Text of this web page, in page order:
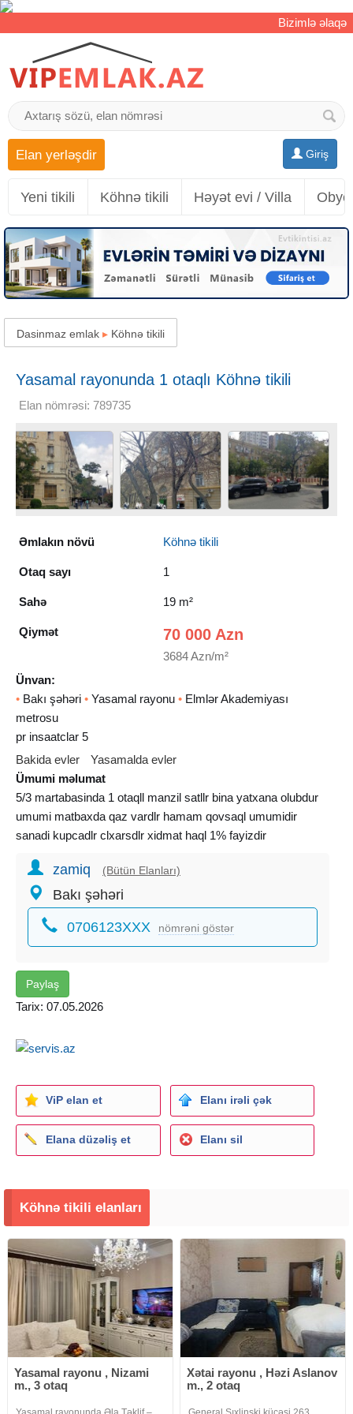
Bizimlə əlaqə
Giriş
Elan yerləşdir
Yeni tikili Köhnə tikili Həyət evi / Villa
Dasinmaz emlak ▸ Köhnə tikili
Yasamal rayonunda 1 otaqlı Köhnə tikili
Satılır, 19 m²
Elan nömrəsi: 789735
Əmlakın növü Köhnə tikili
Otaq sayı 1
Sahə 19 m²
Qiymət 70 000 Azn
3684 Azn/m²
Ünvan:
• Bakı şəhəri • Yasamal rayonu • Elmlər Akademiyası
metrosu
pr insaatclar 5
Bakida evler
Yasamalda evler
Ümumi məlumat
5/3 martabasinda 1 otaqll manzil satllr bina yatxana olubdur
umumi matbaxda qaz vardlr hamam qovsaql umumidir
sanadi kupcadlr clxarsdlr xidmat haql 1% fayizdir
zamiq (Bütün Elanları)
Bakı şəhəri
0706123XXX nömrəni göstər
Paylaş
Tarix: 07.05.2026
ViP elan et Elanı irəli çək
Elana düzəliş et Elanı sil
Köhnə tikili elanları
Yasamal rayonu , Nizami
m., 3 otaq
Xətai rayonu , Həzi Aslanov
m., 2 otaq